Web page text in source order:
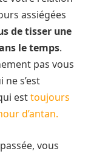
assiégées
de tisser une
le temps.
pas vous
s’est
esttoujours
d’antan.
vous